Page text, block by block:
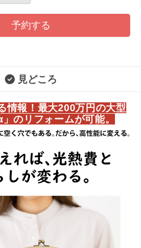
予約する
見どころ
情報！最大200万円の大型
のリフォームが可能。